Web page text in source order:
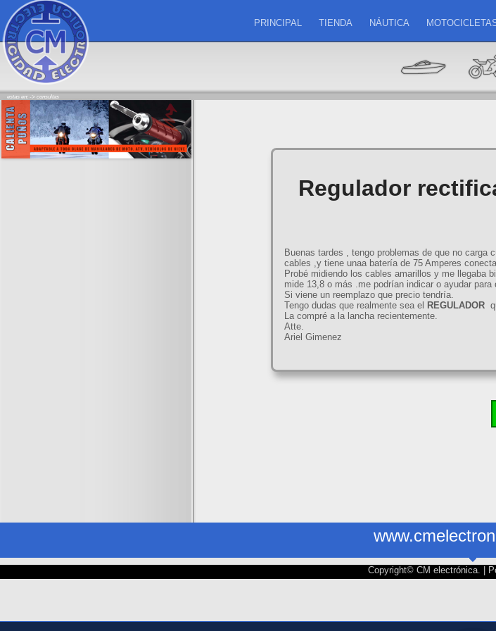
PRINCIPAL TIENDA NÁUTICA
estas en: -> consultas
Regulador
Buenas tardes , tengo problemas de que no
cables ,y tiene unaa batería de 75 Amperes
Probé midiendo los cables amarillos y me llegaba
mide 13,8 o más .me podrían indicar o ayudar para
Si viene un reemplazo que precio tendría.
Tengo dudas que realmente sea el REGULADOR
La compré a la lancha recientemente.
Atte.
Ariel Gimenez
Copyright© CM electrónica. |